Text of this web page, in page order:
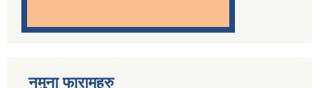
नमुना फारामहरु